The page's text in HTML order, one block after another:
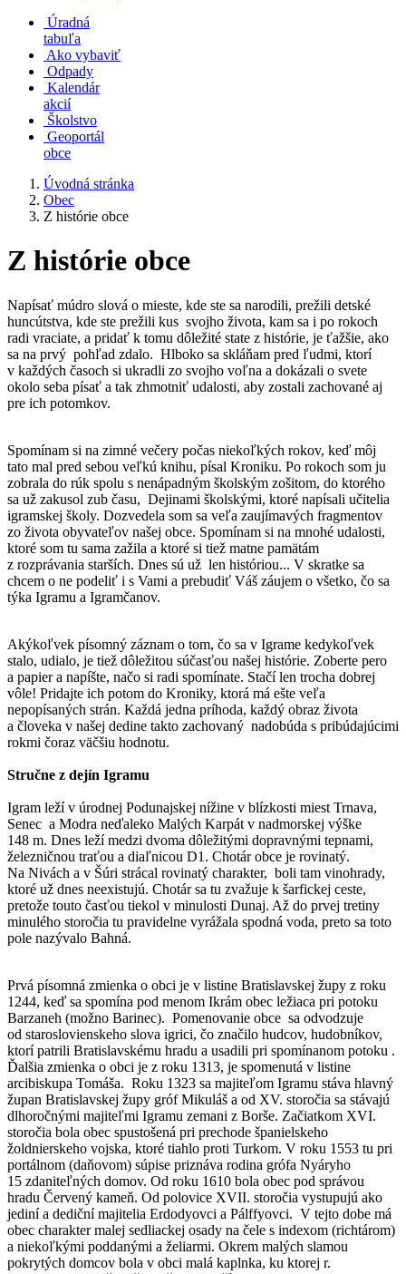
Úradná
tabuľa
Ako vybaviť
Odpady
Kalendár
akcií
Školstvo
Geoportál
obce
Úvodná stránka
Obec
Z histórie obce
Z histórie obce
Napísať múdro slová o mieste, kde ste sa narodili, prežili detské
huncútstva, kde ste prežili kus svojho života, kam sa i po rokoch
radi vraciate, a pridať k tomu dôležité state z histórie, je ťažšie, ako
sa na prvý pohľad zdalo. Hlboko sa skláňam pred ľudmi, ktorí
v každých časoch si ukradli zo svojho voľna a dokázali o svete
okolo seba písať a tak zhmotniť udalosti, aby zostali zachované aj
pre ich potomkov.
Spomínam si na zimné večery počas niekoľkých rokov, keď môj
tato mal pred sebou veľkú knihu, písal Kroniku. Po rokoch som ju
zobrala do rúk spolu s nenápadným školským zošitom, do ktorého
sa už zakusol zub času, Dejinami školskými, ktoré napísali učitelia
igramskej školy. Dozvedela som sa veľa zaujímavých fragmentov
zo života obyvateľov našej obce. Spomínam si na mnohé udalosti,
ktoré som tu sama zažila a ktoré si tiež matne pamätám
z rozprávania starších. Dnes sú už len históriou... V skratke sa
chcem o ne podeliť i s Vami a prebudiť Váš záujem o všetko, čo sa
týka Igramu a Igramčanov.
Akýkoľvek písomný záznam o tom, čo sa v Igrame kedykoľvek
stalo, udialo, je tiež dôležitou súčasťou našej histórie. Zoberte pero
a papier a napíšte, načo si radi spomínate. Stačí len trocha dobrej
vôle! Pridajte ich potom do Kroniky, ktorá má ešte veľa
nepopísaných strán. Každá jedna príhoda, každý obraz života
a človeka v našej dedine takto zachovaný nadobúda s pribúdajúcimi
rokmi čoraz väčšiu hodnotu.
Stručne z dejín Igramu
Igram leží v úrodnej Podunajskej nížine v blízkosti miest Trnava,
Senec a Modra neďaleko Malých Karpát v nadmorskej výške
148 m. Dnes leží medzi dvoma dôležitými dopravnými tepnami,
železničnou traťou a diaľnicou D1. Chotár obce je rovinatý.
Na Nivách a v Šúri strácal rovinatý charakter, boli tam vinohrady,
ktoré už dnes neexistujú. Chotár sa tu zvažuje k šarfickej ceste,
pretože touto časťou tiekol v minulosti Dunaj. Až do prvej tretiny
minulého storočia tu pravidelne vyrážala spodná voda, preto sa toto
pole nazývalo Bahná.
Prvá písomná zmienka o obci je v listine Bratislavskej župy z roku
1244, keď sa spomína pod menom Ikrám obec ležiaca pri potoku
Barzaneh (možno Barinec). Pomenovanie obce sa odvodzuje
od staroslovienskeho slova igrici, čo značilo hudcov, hudobníkov,
ktorí patrili Bratislavskému hradu a usadili pri spomínanom potoku .
Ďalšia zmienka o obci je z roku 1313, je spomenutá v listine
arcibiskupa Tomáša. Roku 1323 sa majiteľom Igramu stáva hlavný
župan Bratislavskej župy gróf Mikuláš a od XV. storočia sa stávajú
dlhoročnými majiteľmi Igramu zemani z Borše. Začiatkom XVI.
storočia bola obec spustošená pri prechode španielskeho
žoldnierskeho vojska, ktoré tiahlo proti Turkom. V roku 1553 tu pri
portálnom (daňovom) súpise priznáva rodina grófa Nyáryho
15 zdaniteľných domov. Od roku 1610 bola obec pod správou
hradu Červený kameň. Od polovice XVII. storočia vystupujú ako
jediní a dediční majitelia Erdodyovci a Pálffyovci. V tejto dobe má
obec charakter malej sedliackej osady na čele s indexom (richtárom)
a niekoľkými poddanými a želiarmi. Okrem malých slamou
pokrytých domcov bola v obci malá kaplnka, ku ktorej r.